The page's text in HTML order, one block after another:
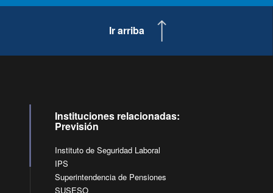
Ir arriba
Instituciones relacionadas:
Previsión
Instituto de Seguridad Laboral
IPS
Superintendencia de Pensiones
SUSESO